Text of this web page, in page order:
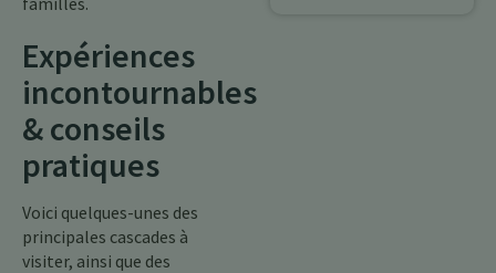
Expériences
incontournables
& conseils
pratiques
Voici quelques-unes des
principales cascades à
visiter, ainsi que des